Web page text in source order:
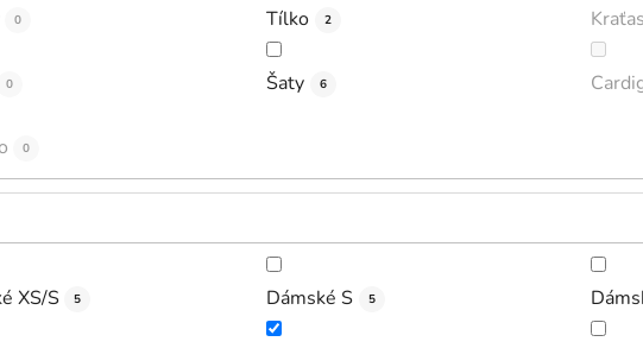
0 Tílko 2
0 Šaty 6
0
XS/S 5 Dámské S 5